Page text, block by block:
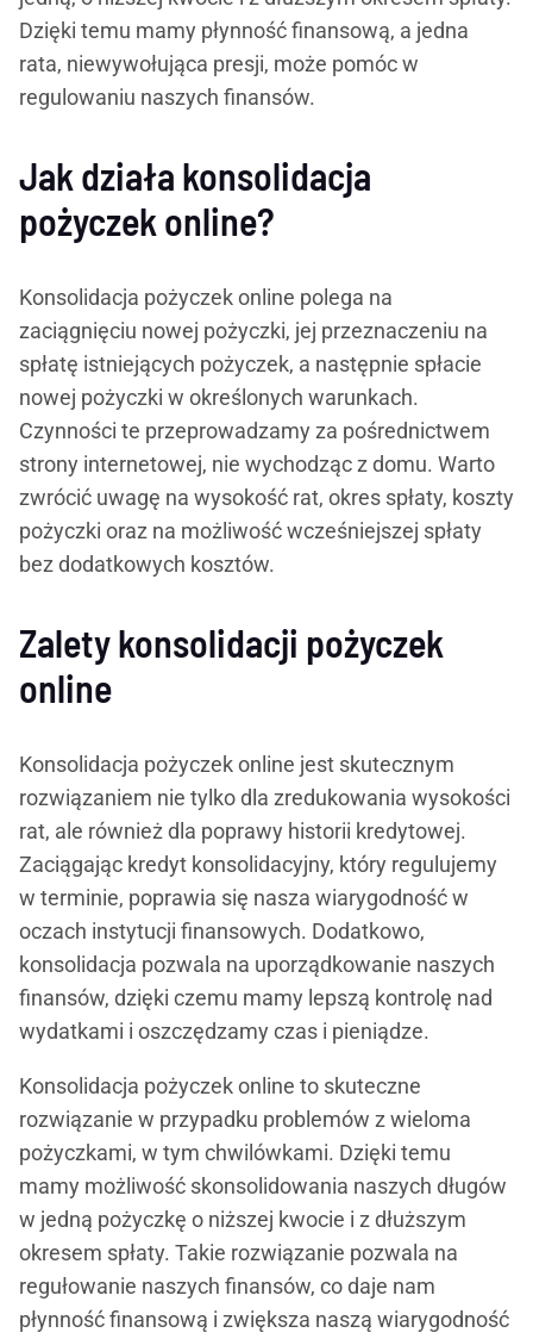
Dzięki temu mamy płynność finansową, a jedna
rata, niewywołująca presji, może pomóc w
regulowaniu naszych finansów.
Jak działa konsolidacja
pożyczek online?
Konsolidacja pożyczek online polega na
zaciągnięciu nowej pożyczki, jej przeznaczeniu na
spłatę istniejących pożyczek, a następnie spłacie
nowej pożyczki w określonych warunkach.
Czynności te przeprowadzamy za pośrednictwem
strony internetowej, nie wychodząc z domu. Warto
zwrócić uwagę na wysokość rat, okres spłaty, koszty
pożyczki oraz na możliwość wcześniejszej spłaty
bez dodatkowych kosztów.
Zalety konsolidacji pożyczek
online
Konsolidacja pożyczek online jest skutecznym
rozwiązaniem nie tylko dla zredukowania wysokości
rat, ale również dla poprawy historii kredytowej.
Zaciągając kredyt konsolidacyjny, który regulujemy
w terminie, poprawia się nasza wiarygodność w
oczach instytucji finansowych. Dodatkowo,
konsolidacja pozwala na uporządkowanie naszych
finansów, dzięki czemu mamy lepszą kontrolę nad
wydatkami i oszczędzamy czas i pieniądze.
Konsolidacja pożyczek online to skuteczne
rozwiązanie w przypadku problemów z wieloma
pożyczkami, w tym chwilówkami. Dzięki temu
mamy możliwość skonsolidowania naszych długów
w jedną pożyczkę o niższej kwocie i z dłuższym
okresem spłaty. Takie rozwiązanie pozwala na
regułowanie naszych finansów, co daje nam
płynność finansową i zwiększa naszą wiarygodność